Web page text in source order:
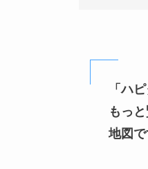
「ハ
もっ
地図で